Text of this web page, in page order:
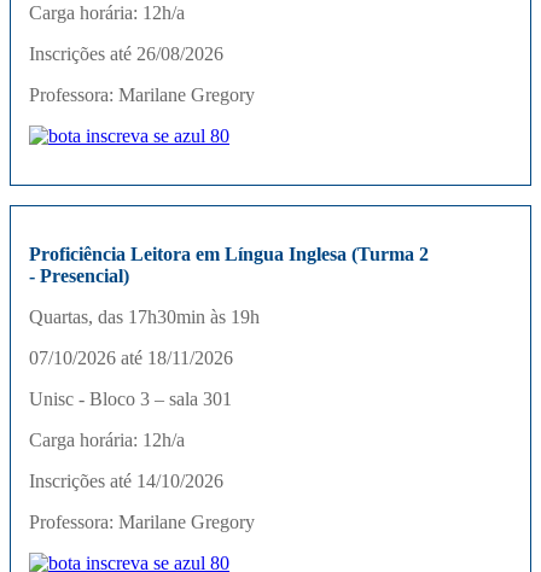
Carga horária: 12h/a
Inscrições até 26/08/2026
Professora: Marilane Gregory
Proficiência Leitora em Língua Inglesa (Turma 2
- Presencial)
Quartas, das 17h30min às 19h
07/10/2026 até 18/11/2026
Unisc - Bloco 3 – sala 301
Carga horária: 12h/a
Inscrições até 14/10/2026
Professora: Marilane Gregory